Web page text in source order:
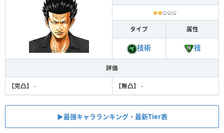
タイプ 属性
技術 技
評価
【完凸】 - 【無凸】 -
▶︎最強キャラランキング・最新Tier表